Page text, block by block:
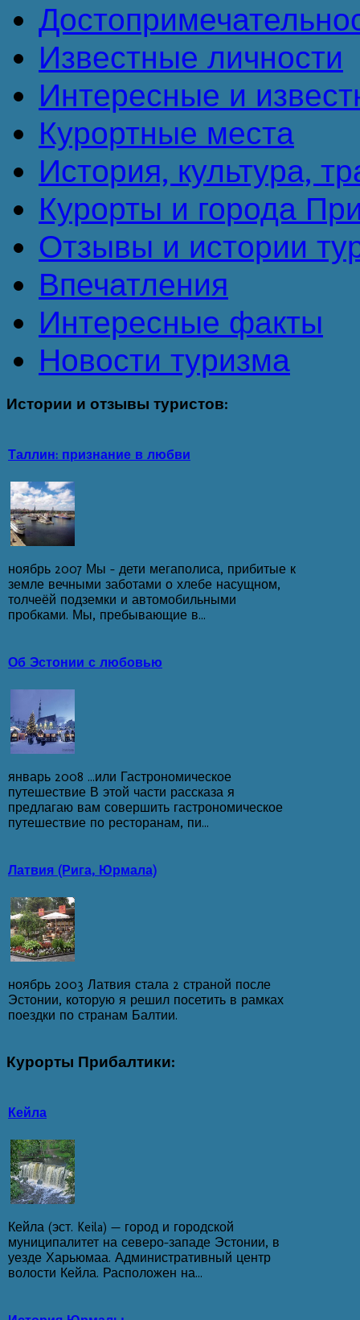
Известные личности
Интересные и
Курортные места
История, культура,
Курорты и города
Отзывы и истории
Впечатления
Интересные факты
Новости туризма
Истории и отзывы туристов:
Таллин: признание в любви
ноябрь 2007 Мы - дети мегаполиса, прибитые к
земле вечными заботами о хлебе насущном,
толчеёй подземки и автомобильными
пробками. Мы, пребывающие в...
Об Эстонии с любовью
январь 2008 ...или Гастрономическое
путешествие В этой части рассказа я
предлагаю вам совершить гастрономическое
путешествие по ресторанам, пи...
Латвия (Рига, Юрмала)
ноябрь 2003 Латвия стала 2 страной после
Эстонии, которую я решил посетить в рамках
поездки по странам Балтии.
Курорты Прибалтики:
Кейла
Кейла (эст. Keila) — город и городской
муниципалитет на северо-западе Эстонии, в
уезде Харьюмаа. Административный центр
волости Кейла. Расположен на...